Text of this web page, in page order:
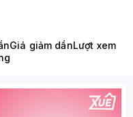
Giá giảm dầnLượt xem